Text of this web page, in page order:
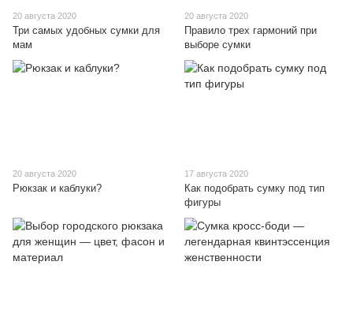
20 августа 2020
Три самых удобных сумки для
мам
20 августа 2020
Правило трех гармоний при
выборе сумки
20 августа 2020
Рюкзак и каблуки?
17 августа 2020
Как подобрать сумку под тип
фигуры